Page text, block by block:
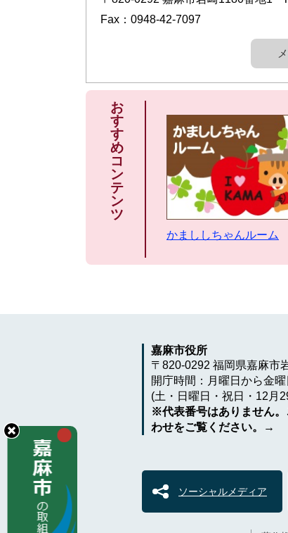
Fax：0948-42-7097
お
す
す
め
コ
ン
テ
ン
ツ
かまししちゃんルーム
嘉麻市役所
〒820-0292 福岡県嘉麻市
開庁時間：月曜日から金
(土・日曜日・祝日・12月
※代表番号はありません
わせをご覧ください。→
ソーシャルメディア